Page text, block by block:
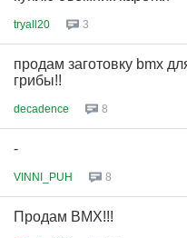
tryall20 3
продам заготовку bmx
грибы!!
decadence 8
-
VINNI_PUH 8
Продам ВМХ!!!